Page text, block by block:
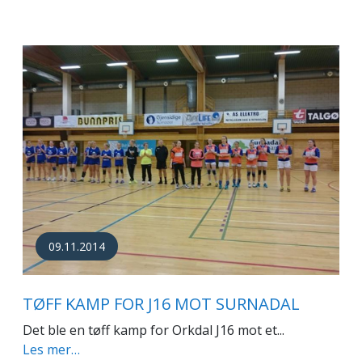
09.11.2014
TØFF KAMP FOR J16 MOT SURNADAL
Det ble en tøff kamp for Orkdal J16 mot et...
Les mer…